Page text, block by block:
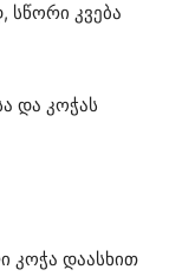
კვება
და კოჭას
კოჭა დაასხით